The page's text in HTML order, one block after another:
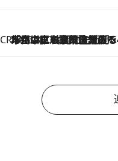
CREA'S CHOICE
2026.8.7
「立川にも歌舞伎があるんだよ」 片岡仁左衛門・市川中車ら豪華座組みで4年目の立川立飛歌舞伎へ